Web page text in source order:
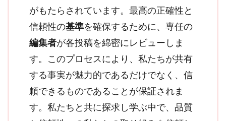
がもたらされています。最高の正確性と
信頼性の基準を確保するために、専任の
編集者が各投稿を綿密にレビューしま
す。このプロセスにより、私たちが共有
する事実が魅力的であるだけでなく、信
頼できるものであることが保証されま
す。私たちと共に探求し学ぶ中で、品質